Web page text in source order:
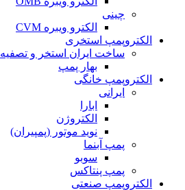
چینی
الکترو ویبره CVM
الکتروپمپ استخری
ساخت ایران استخر و تصفیه
بهار پمپ
الکتروپمپ خانگی
ایرانی
ابارا
الکتروژن
نوید موتور (پمپیران)
پمپ آبنما
سوبو
پمپ پنتاکس
الکتروپمپ صنعتی